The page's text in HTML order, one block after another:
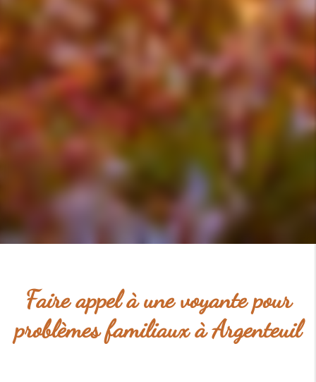
Faire appel à une voyante pour
problèmes familiaux à Argenteuil